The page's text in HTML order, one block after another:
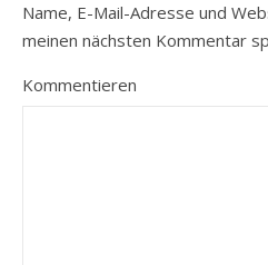
Name, E-Mail-Adresse und
meinen nächsten Kommentar
Kommentieren